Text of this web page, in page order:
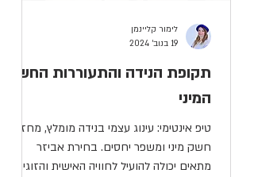
תקופת הנידה והתעוררות החשק
המיני
טיפ אינטימי: עינוג עצמי בנידה מומלץ, מחזק
חשק מיני ומשפר יחסים. בחירת אביזר
מתאים יכולה להועיל לחוויה האישית והזוגית.
לימור קליינמן
19 בנוב׳ 2024